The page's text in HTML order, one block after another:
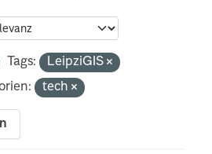
Tags:
LeipziGIS
tech